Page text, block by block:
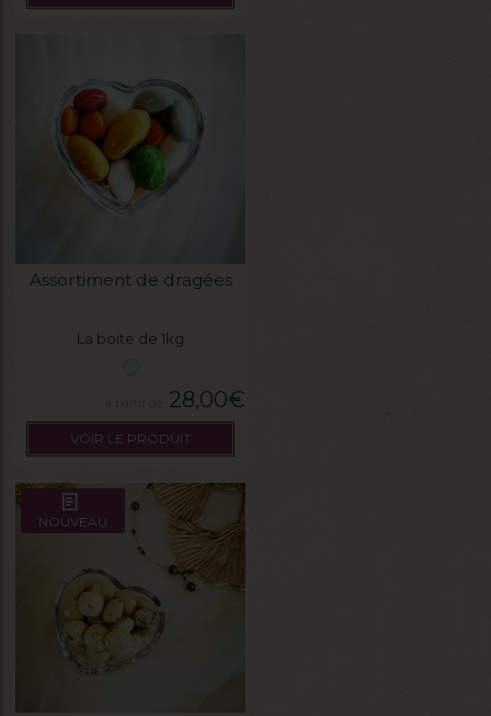
Assortiment de dragées
La boite de 1kg
28,00€
VOIR LE PRODUIT
NOUVEAU